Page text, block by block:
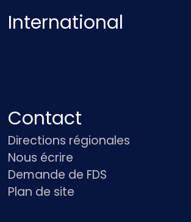
International
Contact
Directions régionales
Nous écrire
Demande de FDS
Plan de site